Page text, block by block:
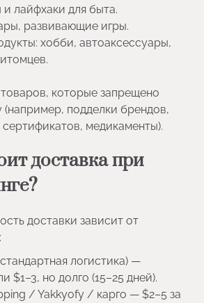
лайфхаки для быта.
развивающие игры.
хобби, автоаксессуары,
которые запрещено
(например, подделки брендов,
медикаменты).
доставка при
доставки зависит от
логистика) —
$1–3, но долго (15–25 дней).
/ Yakkyofy / карго — $2–5 за